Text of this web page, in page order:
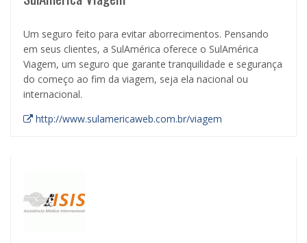
Um seguro feito para evitar aborrecimentos. Pensando
em seus clientes, a SulAmérica oferece o SulAmérica
Viagem, um seguro que garante tranquilidade e segurança
do começo ao fim da viagem, seja ela nacional ou
internacional.
http://www.sulamericaweb.com.br/viagem